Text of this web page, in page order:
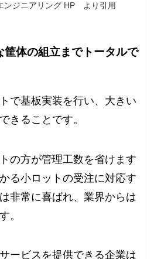
ンジニアリング HP より引用
筐体の組立までトータルで
で基板実装を行い、大きい
きることです。
の方が管理工数を省けます
る小ロットの受注に対応す
非常に喜ばれ、業界からは
。
ービスを提供できる企業は